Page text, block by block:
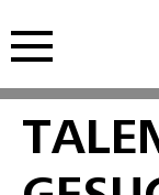
öffnen
Freie
Freie Stellen
Hauptmenü